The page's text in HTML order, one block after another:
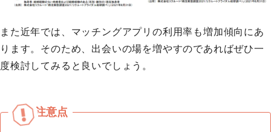
また近年では、マッチングアプリの利用率も増加傾向にあ
ります。そのため、出会いの場を増やすのであればぜひ一
度検討してみると良いでしょう。